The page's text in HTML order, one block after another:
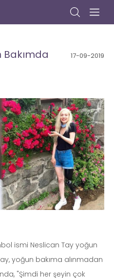
Bakımda 17-09-2019
ismi Neslican Tay yoğun
yoğun bakıma alınmadan
"Şimdi her şeyin çok